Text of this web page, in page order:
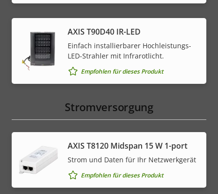
AXIS T90D40 IR-LED
Einfach installierbarer Hochleistungs-
LED-Strahler mit Infrarotlicht.
Empfohlen für dieses Produkt
Stromversorgung
AXIS T8120 Midspan 15 W 1-port
Strom und Daten für Ihr Netzwerkgerät
Empfohlen für dieses Produkt